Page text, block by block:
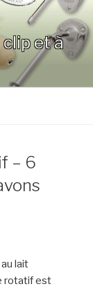
et à
– 6
lait
rotatif est